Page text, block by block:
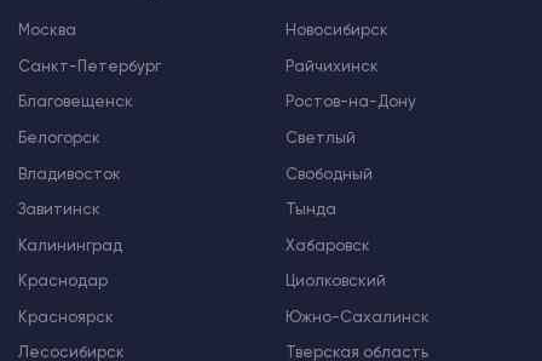
Москва
Санкт-Петербург
Благовещенск
Белогорск
Владивосток
Завитинск
Калининград
Краснодар
Красноярск
Лесосибирск
Новосибирск
Райчихинск
Ростов-на-Дону
Светлый
Свободный
Тында
Хабаровск
Циолковский
Южно-Сахалинск
Тверская область